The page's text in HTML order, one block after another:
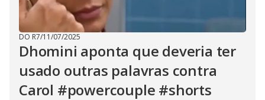
DO R7/11/07/2025
Dhomini aponta que deveria ter
usado outras palavras contra
Carol #powercouple #shorts